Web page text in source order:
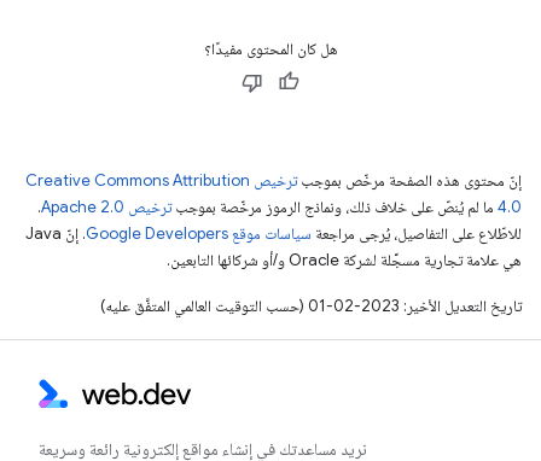
هل كان المحتوى مفيدًا؟
إنّ محتوى هذه الصفحة مرخّص بموجب
ترخيص Creative Commons Attribution
4.0‏ ما لم يُنصّ على خلاف ذلك، ونماذج الرموز مرخّصة بموجبترخيص Apache 2.0‏
.
للاطّلاع على التفاصيل، يُرجى مراجعة سياسات موقع Google Developers‏
. إنّ Java
هي علامة تجارية مسجَّلة لشركة Oracle و/أو شركائها التابعين.
تاريخ التعديل الأخير: 2023-02-01 (حسب التوقيت العالمي المتفَّق عليه)
نريد مساعدتك في إنشاء مواقع إلكترونية رائعة وسريعة